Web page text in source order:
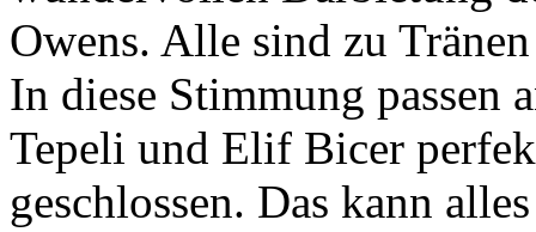
Owens. Alle sind zu
In diese Stimmung passen
Tepeli und Elif Bicer
geschlossen. Das kann